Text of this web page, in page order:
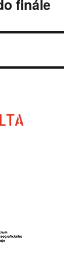
finále